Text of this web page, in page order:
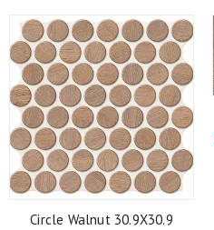
Circle Walnut 30.9X30.9